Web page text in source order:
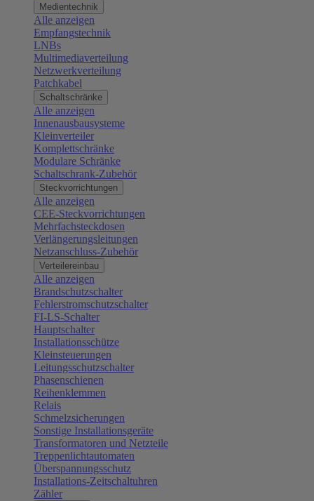
Medientechnik
Alle anzeigen
Empfangstechnik
LNBs
Multimediaverteilung
Netzwerkverteilung
Patchkabel
Schaltschränke
Alle anzeigen
Innenausbausysteme
Kleinverteiler
Komplettschränke
Modulare Schränke
Schaltschrank-Zubehör
Steckvorrichtungen
Alle anzeigen
CEE-Steckvorrichtungen
Mehrfachsteckdosen
Verlängerungsleitungen
Netzanschluss-Zubehör
Verteilereinbau
Alle anzeigen
Brandschutzschalter
Fehlerstromschutzschalter
FI-LS-Schalter
Hauptschalter
Installationsschütze
Kleinsteuerungen
Leitungsschutzschalter
Phasenschienen
Reihenklemmen
Relais
Schmelzsicherungen
Sonstige Installationsgeräte
Transformatoren und Netzteile
Treppenlichtautomaten
Überspannungsschutz
Installations-Zeitschaltuhren
Zähler